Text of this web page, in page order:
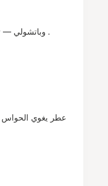
القاعدة: Cashmeran (خشب الكشمير الاصطناعي)، فانيلا التونكا (Tonka Bean)، وباتشولي — توليفة خشبية، مسكية، ودافئة تجعل الثبات طويل الأمد ورائحة جذابة .